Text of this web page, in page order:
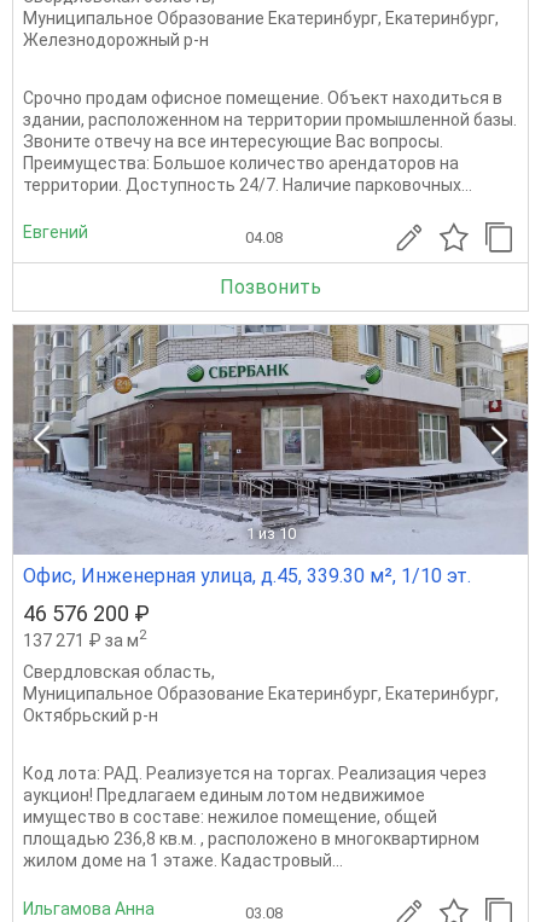
Муниципальное Образование Екатеринбург, Екатеринбург,
Железнодорожный р-н
Срочно продам офисное помещение. Объект находиться в
здании, расположенном на территории промышленной базы.
Звоните отвечу на все интересующие Вас вопросы.
Преимущества: Большое количество арендаторов на
территории. Доступность 24/7. Наличие парковочных...
Евгений 04.08
Позвонить
1 из 10
Офис, Инженерная улица, д.45, 339.30 м², 1/10 эт.
46 576 200 ₽
137 271 ₽ за м2
Свердловская область,
Муниципальное Образование Екатеринбург, Екатеринбург,
Октябрьский р-н
Код лота: РАД. Реализуется на торгах. Реализация через
аукцион! Предлагаем единым лотом недвижимое
имущество в составе: нежилое помещение, общей
площадью 236,8 кв.м. , расположено в многоквартирном
жилом доме на 1 этаже. Кадастровый...
Ильгамова Анна 03.08